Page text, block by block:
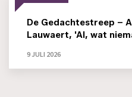
De Gedachtestreep –
Lauwaert, 'AI, wat
9 JULI 2026